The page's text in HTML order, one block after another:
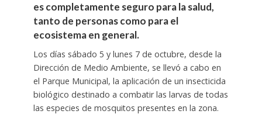
es completamente seguro para la salud,
tanto de personas como para el
ecosistema en general.
Los días sábado 5 y lunes 7 de octubre, desde la
Dirección de Medio Ambiente, se llevó a cabo en
el Parque Municipal, la aplicación de un insecticida
biológico destinado a combatir las larvas de todas
las especies de mosquitos presentes en la zona.